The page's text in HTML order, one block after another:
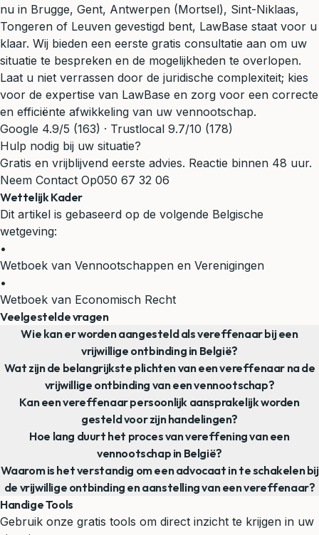
nu in Brugge, Gent, Antwerpen (Mortsel), Sint-Niklaas,
Tongeren of Leuven gevestigd bent, LawBase staat voor u
klaar. Wij bieden een eerste gratis consultatie aan om uw
situatie te bespreken en de mogelijkheden te overlopen.
Laat u niet verrassen door de juridische complexiteit; kies
voor de expertise van LawBase en zorg voor een correcte
en efficiënte afwikkeling van uw vennootschap.
Google 4.9/5 (163) · Trustlocal 9.7/10 (178)
Hulp nodig bij uw situatie?
Gratis en vrijblijvend eerste advies. Reactie binnen 48 uur.
Neem Contact Op050 67 32 06
Wettelijk Kader
Dit artikel is gebaseerd op de volgende Belgische
wetgeving:
•
Wetboek van Vennootschappen en Verenigingen
•
Wetboek van Economisch Recht
Veelgestelde vragen
Wie kan er worden aangesteld als vereffenaar bij een
vrijwillige ontbinding in België?
Wat zijn de belangrijkste plichten van een vereffenaar na de
vrijwillige ontbinding van een vennootschap?
Kan een vereffenaar persoonlijk aansprakelijk worden
gesteld voor zijn handelingen?
Hoe lang duurt het proces van vereffening van een
vennootschap in België?
Waarom is het verstandig om een advocaat in te schakelen bij
de vrijwillige ontbinding en aanstelling van een vereffenaar?
Handige Tools
Gebruik onze gratis tools om direct inzicht te krijgen in uw